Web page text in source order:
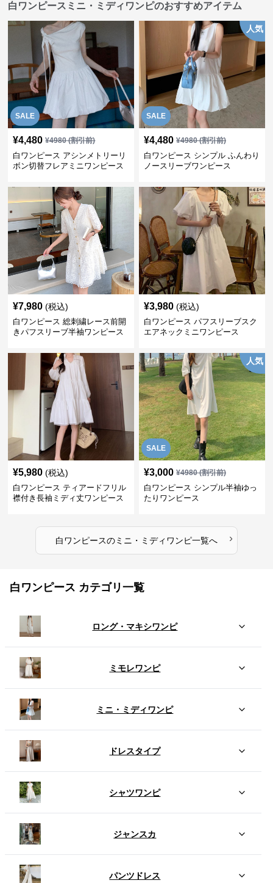
白ワンピースミニ・ミディワンピのおすすめアイテム
SALE
¥4,480 ¥4980(割引前)
白ワンピース アシンメトリーリ
ボン切替フレアミニワンピース
SALE
人気
¥4,480 ¥4980(割引前)
白ワンピース シンプル ふんわり
ノースリーブワンピース
¥7,980 (税込)
白ワンピース 総刺繍レース前開
きパフスリーブ半袖ワンピース
¥3,980 (税込)
白ワンピース パフスリーブスク
エアネックミニワンピース
¥5,980 (税込)
白ワンピース ティアードフリル
襟付き長袖ミディ丈ワンピース
SALE
人気
¥3,000 ¥4980(割引前)
白ワンピース シンプル半袖ゆっ
たりワンピース
白ワンピースのミニ・ミディワンピ一覧へ ›
白ワンピース カテゴリ一覧
ロング・マキシワンピ
ミモレワンピ
ミニ・ミディワンピ
ドレスタイプ
シャツワンピ
ジャンスカ
パンツドレス